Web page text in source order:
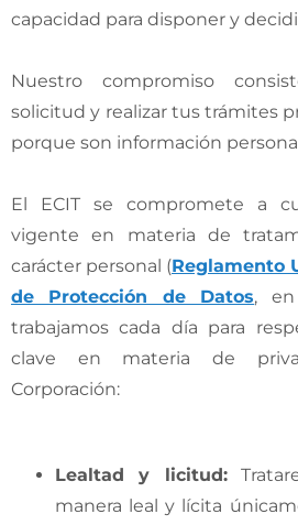
capacidad para disponer y
Nuestro compromiso
solicitud y realizar tus trámites
porque son información
El ECIT se compromete a
vigente en materia de
carácter personal (Reglamento
de Protección de Datos, en
trabajamos cada día para
clave en materia de
Corporación:
Lealtad y licitud:
manera leal y lícita